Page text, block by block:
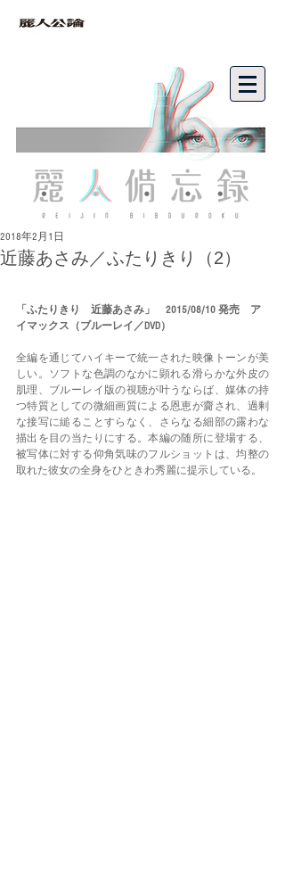
近藤あさみ／ふたりきり（2）
2018年2月1日
「ふたりきり　近藤あさみ」　2015/08/10 発売　ア
イマックス（ブルーレイ／DVD）
全編を通じてハイキーで統一された映像トーンが美
しい。ソフトな色調のなかに顕れる滑らかな外皮の
肌理、ブルーレイ版の視聴が叶うならば、媒体の持
つ特質としての微細画質による恩恵が齎され、過剰
な接写に縋ることすらなく、さらなる細部の露わな
描出を目の当たりにする。本編の随所に登場する、
被写体に対する仰角気味のフルショットは、均整の
取れた彼女の全身をひときわ秀麗に提示している。